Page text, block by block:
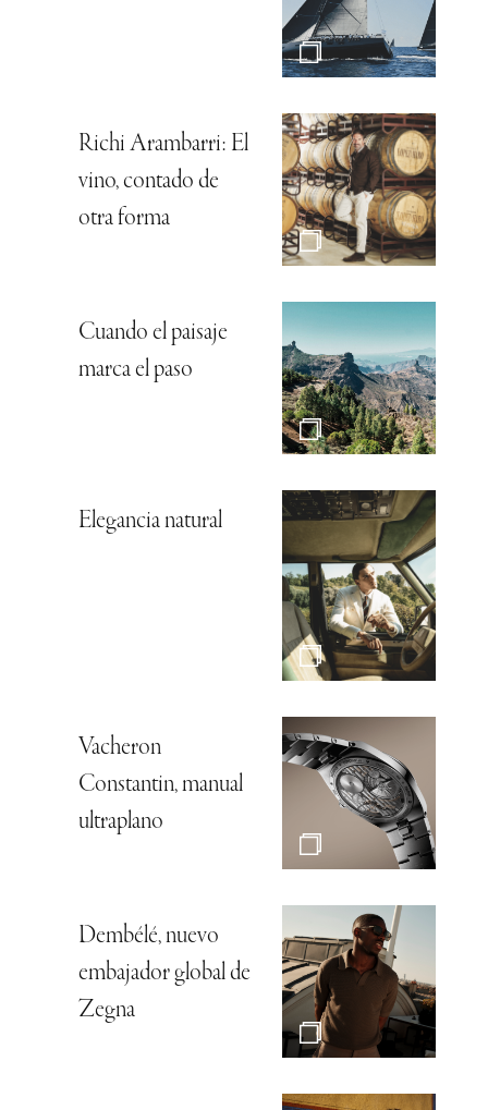
Richi Arambarri: El
vino, contado de
otra forma
Cuando el paisaje
marca el paso
Elegancia natural
Vacheron
Constantin, manual
ultraplano
Dembélé, nuevo
embajador global de
Zegna